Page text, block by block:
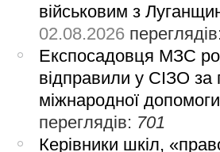
військовим з
02.08.2026 переглядів:
Експосадовця МЗС
відправили у СІЗО за
міжнародної
переглядів: 701
Керівники шкіл,